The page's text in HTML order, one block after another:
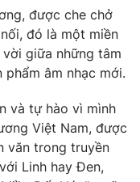
được che chở
đó là một miền
giữa những tâm
phẩm âm nhạc mới.
và tự hào vì mình
Việt Nam, được
văn trong truyền
Linh hay Đen,